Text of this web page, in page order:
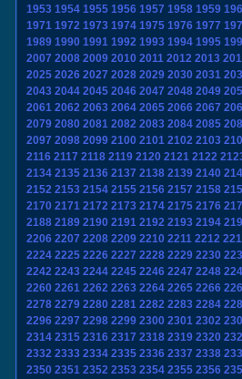
1953 1954 1955 1956 1957 1958 1959
1971 1972 1973 1974 1975 1976 1977
1989 1990 1991 1992 1993 1994 1995
2007 2008 2009 2010 2011 2012 2013
2025 2026 2027 2028 2029 2030 2031
2043 2044 2045 2046 2047 2048 2049
2061 2062 2063 2064 2065 2066 2067
2079 2080 2081 2082 2083 2084 2085
2097 2098 2099 2100 2101 2102 2103
2116 2117 2118 2119 2120 2121 2122
2134 2135 2136 2137 2138 2139 2140
2152 2153 2154 2155 2156 2157 2158
2170 2171 2172 2173 2174 2175 2176
2188 2189 2190 2191 2192 2193 2194
2206 2207 2208 2209 2210 2211 2212
2224 2225 2226 2227 2228 2229 2230
2242 2243 2244 2245 2246 2247 2248
2260 2261 2262 2263 2264 2265 2266
2278 2279 2280 2281 2282 2283 2284
2296 2297 2298 2299 2300 2301 2302
2314 2315 2316 2317 2318 2319 2320
2332 2333 2334 2335 2336 2337 2338
2350 2351 2352 2353 2354 2355 2356